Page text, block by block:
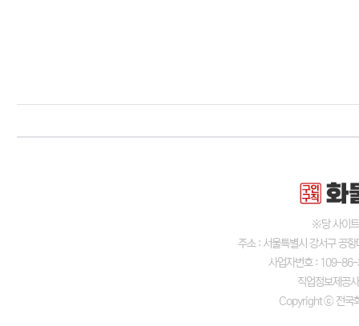
※당 사이트
주소 : 서울특별시 강서구 공
사업자번호 : 109-
직업정보제공
Copyright ⓒ 전국